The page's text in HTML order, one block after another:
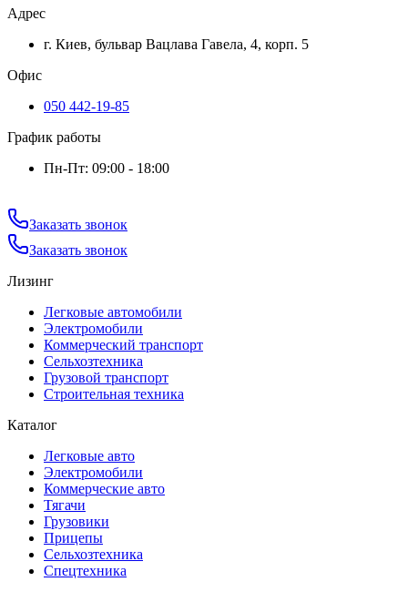
Адрес
г. Киев, бульвар Вацлава Гавела, 4, корп. 5
Офис
050 442-19-85
График работы
Пн-Пт: 09:00 - 18:00
Заказать звонок
Заказать звонок
Лизинг
Легковые автомобили
Электромобили
Коммерческий транспорт
Сельхозтехника
Грузовой транспорт
Строительная техника
Каталог
Легковые авто
Электромобили
Коммерческие авто
Тягачи
Грузовики
Прицепы
Сельхозтехника
Спецтехника